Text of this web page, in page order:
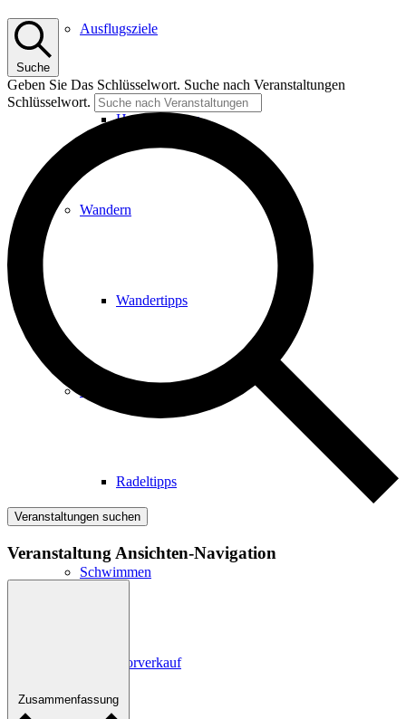
Ausflugsziele
Hardtbergturm
Wandern
Wandertipps
Radeltipps
Schwimmen
Kartenvorverkauf
Suche
Geben Sie Das Schlüsselwort. Suche nach Veranstaltungen
Schlüsselwort.
Veranstaltungen suchen
Veranstaltung Ansichten-Navigation
Zusammenfassung